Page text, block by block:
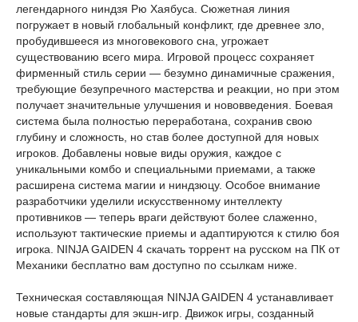
легендарного ниндзя Рю Хаябуса. Сюжетная линия
погружает в новый глобальный конфликт, где древнее зло,
пробудившееся из многовекового сна, угрожает
существованию всего мира. Игровой процесс сохраняет
фирменный стиль серии — безумно динамичные сражения,
требующие безупречного мастерства и реакции, но при этом
получает значительные улучшения и нововведения. Боевая
система была полностью переработана, сохранив свою
глубину и сложность, но став более доступной для новых
игроков. Добавлены новые виды оружия, каждое с
уникальными комбо и специальными приемами, а также
расширена система магии и ниндзюцу. Особое внимание
разработчики уделили искусственному интеллекту
противников — теперь враги действуют более слаженно,
используют тактические приемы и адаптируются к стилю боя
игрока. NINJA GAIDEN 4 скачать торрент на русском на ПК от
Механики бесплатно вам доступно по ссылкам ниже.
Техническая составляющая NINJA GAIDEN 4 устанавливает
новые стандарты для экшн-игр. Движок игры, созданный